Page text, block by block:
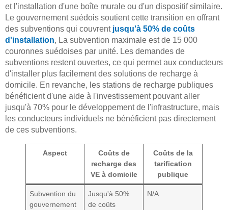
et l'installation d'une boîte murale ou d'un dispositif similaire.
Le gouvernement suédois soutient cette transition en offrant
des subventions qui couvrent jusqu'à 50% de coûts
d'installation, La subvention maximale est de 15 000
couronnes suédoises par unité. Les demandes de
subventions restent ouvertes, ce qui permet aux conducteurs
d'installer plus facilement des solutions de recharge à
domicile. En revanche, les stations de recharge publiques
bénéficient d'une aide à l'investissement pouvant aller
jusqu'à 70% pour le développement de l'infrastructure, mais
les conducteurs individuels ne bénéficient pas directement
de ces subventions.
Aspect
Coûts de
recharge des
VE à domicile
Coûts de la
tarification
publique
Subvention du
gouvernement
Jusqu'à 50%
de coûts
N/A